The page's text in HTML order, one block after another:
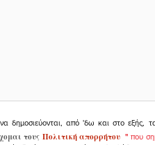
δημοσιεύονται, από 'δω και στο εξής,
τουςΠολιτική απορρήτου " που